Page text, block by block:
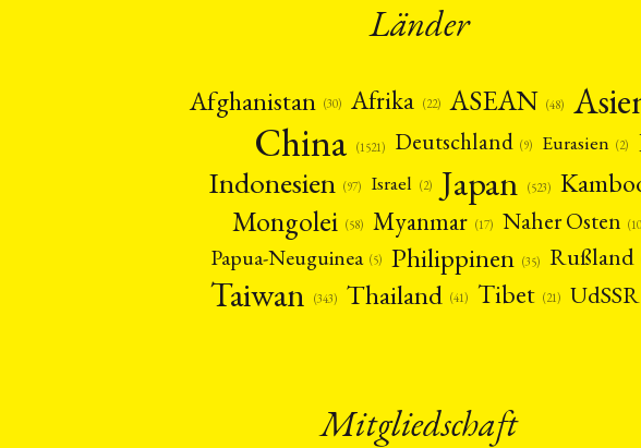
Länder
Afghanistan (30) Afrika (22) ASEAN (48)
China (1521) Deutschland (9) Eurasien (2)
Indonesien (97) Israel (2) Japan (523)
Mongolei (58) Myanmar (17) Naher Osten
Papua-Neuguinea (5) Philippinen (35) Rußland
Taiwan (343) Thailand (41) Tibet (21) UdSSR
Mitgliedschaft